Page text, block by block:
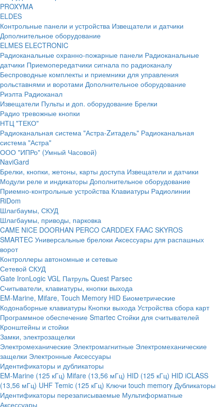
PROXYMA
ELDES
Контрольные панели и устройства Извещатели и датчики
Дополнительное оборудование
ELMES ELECTRONIC
Радиоканальные охранно-пожарные панели Радиоканальные
датчики Приемопередатчики сигнала по радиоканалу
Беспроводные комплекты и приемники для управления
рольставнями и воротами Дополнительное оборудование
Риэлта Радиоканал
Извещатели Пульты и доп. оборудование Брелки
Радио тревожные кнопки
НТЦ "ТЕКО"
Радиоканальная система "Астра-Zитадель" Радиоканальная
система "Астра"
ООО "ИПРо" (Умный Часовой)
NaviGard
Брелки, кнопки, жетоны, карты доступа Извещатели и датчики
Модули реле и индикаторы Дополнительное оборудование
Приемно-контрольные устройства Клавиатуры Радиолинии
RiDom
Шлагбаумы, СКУД
Шлагбаумы, приводы, парковка
CAME NICE DOORHAN PERCO CARDDEX FAAC SKYROS
SMARTEC Универсальные брелоки Аксессуары для распашных
ворот
Контроллеры автономные и сетевые
Сетевой СКУД
Gate IronLogic VGL Патруль Quest Parsec
Считыватели, клавиатуры, кнопки выхода
EM-Marine, Mifare, Touch Memory HID Биометрические
Кодонаборные клавиатуры Кнопки выхода Устройства сбора карт
Программное обеспечение Smartec Стойки для считывателей
Кронштейны и стойки
Замки, электрозащелки
Электромеханические Электромагнитные Электромеханические
защелки Электронные Аксессуары
Идентификаторы и дубликаторы
EM-Marine (125 кГц) Mifare (13,56 мГц) HID (125 кГц) HID iCLASS
(13,56 мГц) UHF Temic (125 кГц) Ключи touch memory Дубликаторы
Идентификаторы перезаписываемые Мультиформатные
Аксессуары